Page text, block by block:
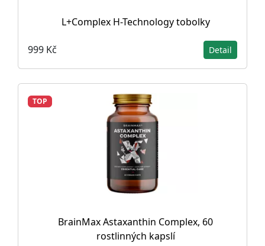
L+Complex H-Technology tobolky
999 Kč Detail
TOP
BrainMax Astaxanthin Complex, 60
rostlinných kapslí